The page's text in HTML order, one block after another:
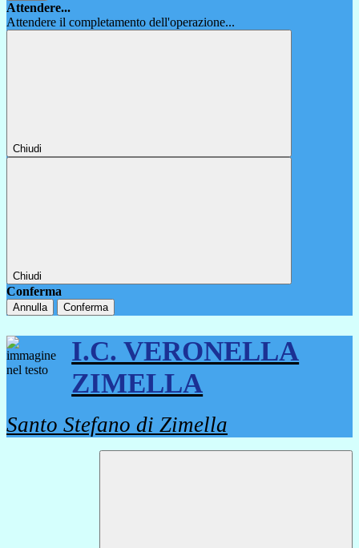
Attendere...
Attendere il completamento dell'operazione...
Chiudi
Chiudi
Conferma
Annulla Conferma
I.C. VERONELLA
ZIMELLA
Santo Stefano di Zimella